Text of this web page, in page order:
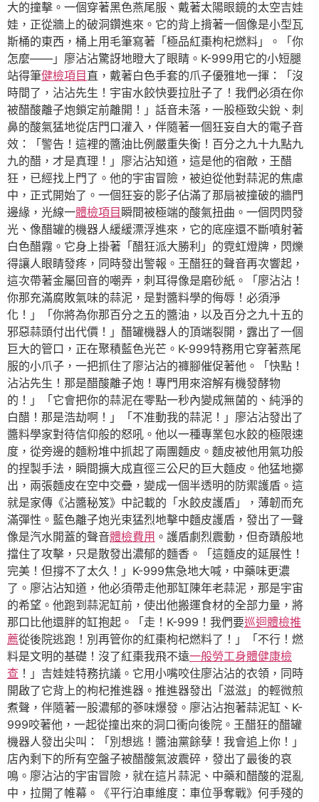
大的撞擊。一個穿著黑色燕尾服、戴著太陽眼鏡的太空吉娃
娃，正從牆上的破洞鑽進來。它的背上揹著一個像是小型瓦
斯桶的東西，桶上用毛筆寫著「極品紅棗枸杞燃料」。「你
怎麼——」廖沾沾驚訝地瞪大了眼睛。K-999用它的小短腿
站得筆健檢項目 直，戴著白色手套的爪子優雅地一揮：「沒
時間了，沾沾先生！宇宙水餃快要拉肚子了！我們必須在你
被醋酸離子炮鎖定前離開！」話音未落，一股極致尖銳、刺
鼻的酸氣猛地從店門口灌入，伴隨著一個狂妄自大的電子音
效：「警告！這裡的醬油比例嚴重失衡！百分之九十九點九
九的醋，才是真理！」廖沾沾知道，這是他的宿敵，王醋
狂，已經找上門了。他的宇宙冒險，被迫從他對蒜泥的焦慮
中，正式開始了。一個狂妄的影子佔滿了那扇被撞破的牆門
邊緣，光線一體檢項目 瞬間被極端的酸氣扭曲。一個閃閃發
光、像醋罐的機器人緩緩漂浮進來，它的底座還不斷噴射著
白色醋霧。它身上掛著「醋狂派大勝利」的霓虹燈牌，閃爍
得讓人眼睛發疼，同時發出警報。王醋狂的聲音再次響起，
這次帶著金屬回音的嘲弄，刺耳得像是磨砂紙。「廖沾沾！
你那充滿腐敗氣味的蒜泥，是對醬料學的侮辱！必須淨
化！」「你將為你那百分之五的醬油，以及百分之九十五的
邪惡蒜頭付出代價！」醋罐機器人的頂端裂開，露出了一個
巨大的管口，正在聚積藍色光芒。K-999特務用它穿著燕尾
服的小爪子，一把抓住了廖沾沾的褲腳催促著他。「快點！
沾沾先生！那是醋酸離子炮！專門用來溶解有機發酵物
的！」「它會把你的蒜泥在零點一秒內變成無菌的、純淨的
白醋！那是浩劫啊！」「不准動我的蒜泥！」廖沾沾發出了
醬料學家對待信仰般的怒吼。他以一種專業包水餃的極限速
度，從旁邊的麵粉堆中抓起了兩團麵皮。麵皮被他用氣功般
的捏製手法，瞬間擴大成直徑三公尺的巨大麵皮。他猛地擲
出，兩張麵皮在空中交疊，變成一個半透明的防禦護盾。這
就是家傳《沾醬秘笈》中記載的「水餃皮護盾」，薄韌而充
滿彈性。藍色離子炮光束猛烈地擊中麵皮護盾，發出了一聲
像是汽水開蓋的聲音體檢費用 。護盾劇烈震動，但奇蹟般地
擋住了攻擊，只是散發出濃郁的麵香。「這麵皮的延展性！
完美！但撐不了太久！」K-999焦急地大喊，中藥味更濃
了。廖沾沾知道，他必須帶走他那缸陳年老蒜泥，那是宇宙
的希望。他跑到蒜泥缸前，使出他搬運食材的全部力量，將
那口比他還胖的缸抱起。「走！K-999！我們要巡迴體檢推
薦從後院逃跑！別再管你的紅棗枸杞燃料了！」「不行！燃
料是文明的基礎！沒了紅棗我飛不遠一般勞工身體健康檢
查 ！」吉娃娃特務抗議。它用小嘴咬住廖沾沾的衣領，同時
開啟了它背上的枸杞推進器。推進器發出「滋滋」的輕微煎
煮聲，伴隨著一股濃郁的蔘味爆發。廖沾沾抱著蒜泥缸、K-
999咬著他，一起從撞出來的洞口衝向後院。王醋狂的醋罐
機器人發出尖叫：「別想逃！醬油黨餘孽！我會追上你！」
店內剩下的所有空盤子被醋酸氣波震碎，發出了最後的哀
鳴。廖沾沾的宇宙冒險，就在這片蒜泥、中藥和醋酸的混亂
中，拉開了帷幕。《平行泊車維度：車位爭奪戰》何手殘的